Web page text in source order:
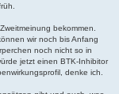
bekommen.
wir noch bis Anfang
noch nicht so in
jetzt einen BTK-Inhibitor
denke ich.